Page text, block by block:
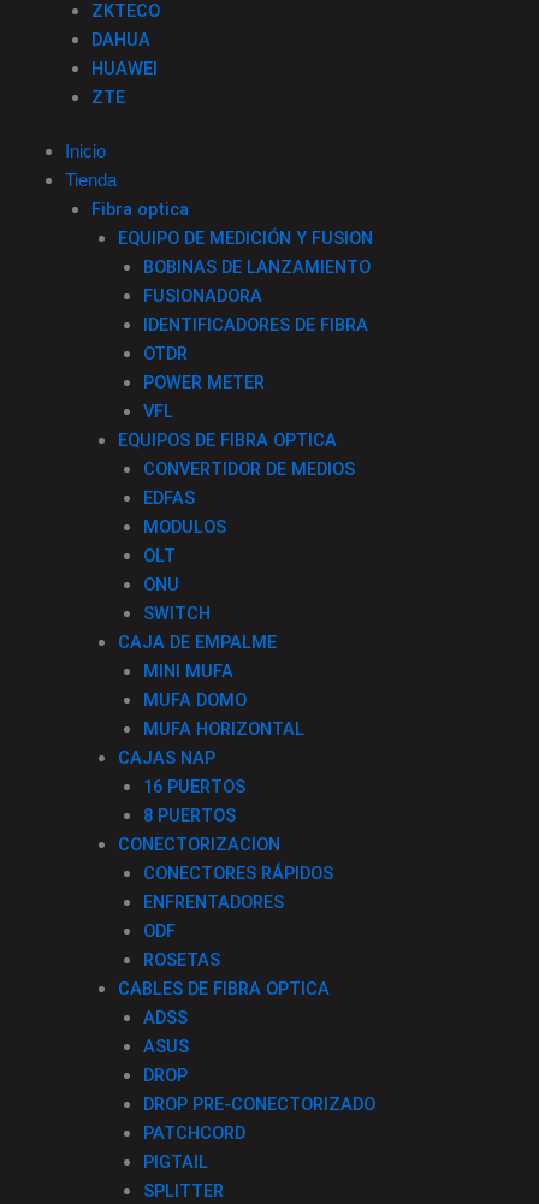
ZKTECO
DAHUA
HUAWEI
ZTE
Inicio
Tienda
Fibra optica
EQUIPO DE MEDICIÓN Y FUSION
BOBINAS DE LANZAMIENTO
FUSIONADORA
IDENTIFICADORES DE FIBRA
OTDR
POWER METER
VFL
EQUIPOS DE FIBRA OPTICA
CONVERTIDOR DE MEDIOS
EDFAS
MODULOS
OLT
ONU
SWITCH
CAJA DE EMPALME
MINI MUFA
MUFA DOMO
MUFA HORIZONTAL
CAJAS NAP
16 PUERTOS
8 PUERTOS
CONECTORIZACION
CONECTORES RÁPIDOS
ENFRENTADORES
ODF
ROSETAS
CABLES DE FIBRA OPTICA
ADSS
ASUS
DROP
DROP PRE-CONECTORIZADO
PATCHCORD
PIGTAIL
SPLITTER